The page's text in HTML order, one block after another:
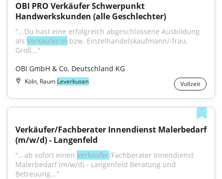
OBI PRO Verkäufer Schwerpunkt
Handwerkskunden (alle Geschlechter)
"...Du hast eine erfolgreich abgeschlossene Ausbildung
als Verkäufer:in bzw. Einzelhandelskaufmann/-frau,
Groß..."
OBI GmbH & Co. Deutschland KG
Köln, Raum Leverkusen Vollzeit
Verkäufer/Fachberater Innendienst Malerbedarf
(m/w/d) - Langenfeld
"...ab sofort einen Verkäufer/Fachberater Innendienst
Malerbedarf (m/w/d) - Langenfeld Beratung und
Betreuung..."